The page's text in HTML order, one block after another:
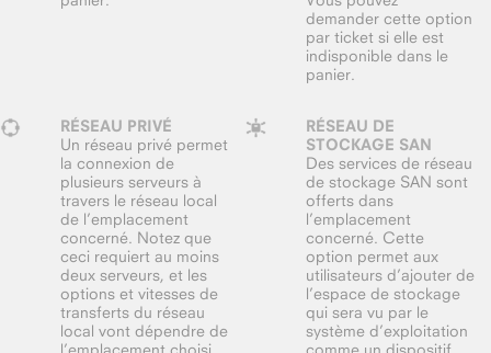
demander cette option
par ticket si elle est
indisponible dans le
panier.
RÉSEAU PRIVÉ
Un réseau privé permet
la connexion de
plusieurs serveurs à
travers le réseau local
de l’emplacement
concerné. Notez que
ceci requiert au moins
deux serveurs, et les
options et vitesses de
transferts du réseau
local vont dépendre de
l’emplacement choisi.
RÉSEAU DE
STOCKAGE SAN
Des services de réseau
de stockage SAN sont
offerts dans
l’emplacement
concerné. Cette
option permet aux
utilisateurs d’ajouter de
l’espace de stockage
qui sera vu par le
système d’exploitation
comme un dispositif